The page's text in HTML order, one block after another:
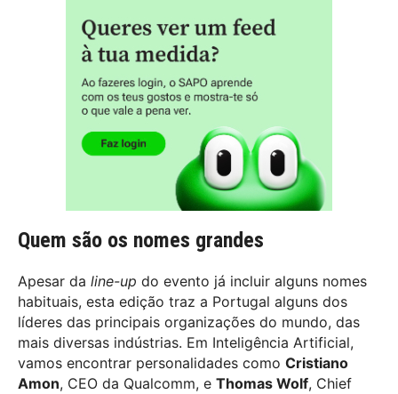
Quem são os nomes grandes
Apesar da line-up do evento já incluir alguns nomes
habituais, esta edição traz a Portugal alguns dos
líderes das principais organizações do mundo, das
mais diversas indústrias. Em Inteligência Artificial,
vamos encontrar personalidades como Cristiano
Amon, CEO da Qualcomm, e Thomas Wolf, Chief